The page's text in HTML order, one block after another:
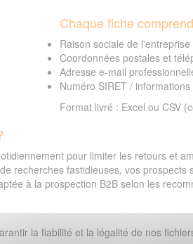
Chaque fiche
Raison sociale de l'entreprise
Coordonnées postales et
Adresse e-mail
Numéro SIRET /
Format livré : Excel ou CSV
pour limiter les retours et
recherches fastidieuses, vos prospects
à la prospection B2B selon les
la fiabilité et la légalité de nos